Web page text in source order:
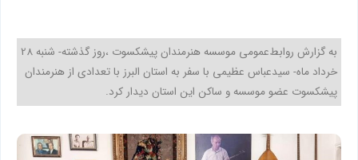
به گزارش روابط‌عمومی موسسه هنرمندان پیشکسوت ،روز گذشته- شنبه 28
خرداد ماه- سیدعباس عظیمی با سفر به استان البرز با تعدادی از هنرمندان
پیشکسوت عضو موسسه و ساکن این استان دیدار کرد.